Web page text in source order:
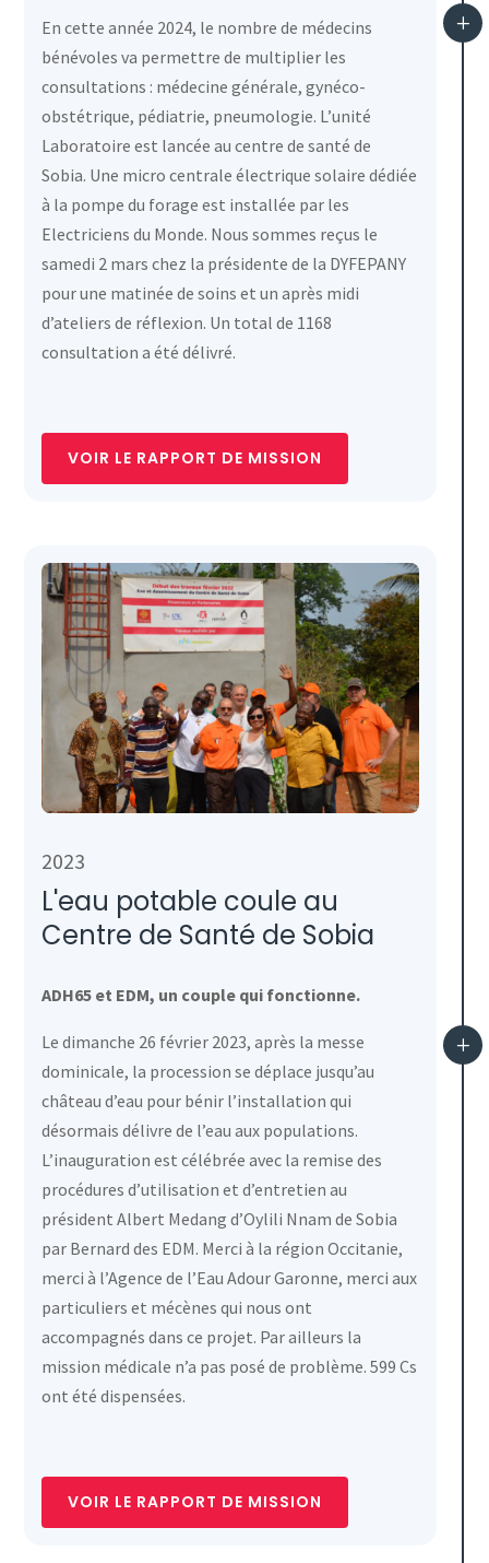
L
En cette année 2024, le nombre de médecins
bénévoles va permettre de multiplier les
consultations : médecine générale, gynéco-
obstétrique, pédiatrie, pneumologie. L’unité
Laboratoire est lancée au centre de santé de
Sobia. Une micro centrale électrique solaire dédiée
à la pompe du forage est installée par les
Electriciens du Monde. Nous sommes reçus le
samedi 2 mars chez la présidente de la DYFEPANY
pour une matinée de soins et un après midi
d’ateliers de réflexion. Un total de 1168
consultation a été délivré.
VOIR LE RAPPORT DE MISSION
L
2023
L'eau potable coule au
Centre de Santé de Sobia
ADH65 et EDM, un couple qui fonctionne.
Le dimanche 26 février 2023, après la messe
dominicale, la procession se déplace jusqu’au
château d’eau pour bénir l’installation qui
désormais délivre de l’eau aux populations.
L’inauguration est célébrée avec la remise des
procédures d’utilisation et d’entretien au
président Albert Medang d’Oylili Nnam de Sobia
par Bernard des EDM. Merci à la région Occitanie,
merci à l’Agence de l’Eau Adour Garonne, merci aux
particuliers et mécènes qui nous ont
accompagnés dans ce projet. Par ailleurs la
mission médicale n’a pas posé de problème. 599 Cs
ont été dispensées.
VOIR LE RAPPORT DE MISSION